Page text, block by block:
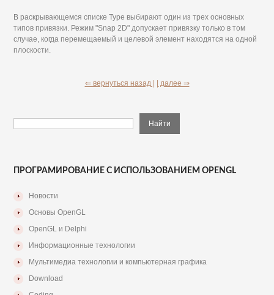
В раскрывающемся списке Туре выбирают один из трех основных
типов привязки. Режим "Snap 2D" допускает привязку только в том
случае, когда перемещаемый и целевой элемент находятся на одной
плоскости.
⇐ вернуться назад | | далее ⇒
ПРОГРАМИРОВАНИЕ С ИСПОЛЬЗОВАНИЕМ OPENGL
Новости
Основы OpenGL
OpenGL и Delphi
Информационные технологии
Мультимедиа технологии и компьютерная графика
Download